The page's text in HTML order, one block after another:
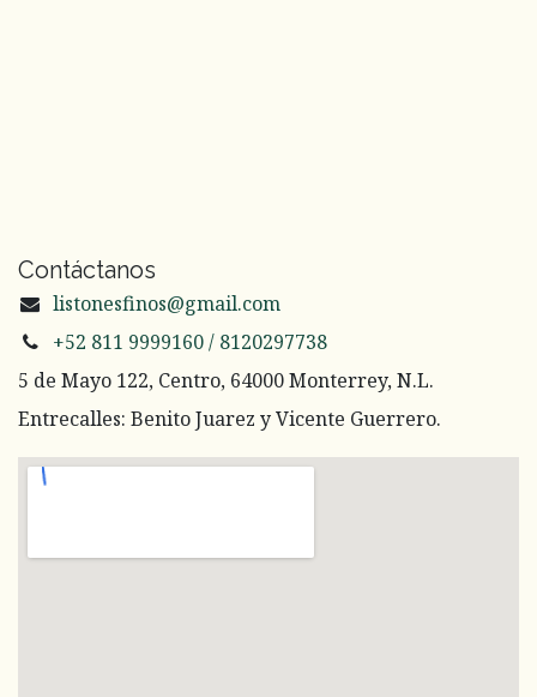
Contáctanos
listonesfinos@gmail.com
+52 811 9999160 / 8120297738
5 de Mayo 122, Centro, 64000 Monterrey, N.L.
Entrecalles: Benito Juarez y Vicente Guerrero.